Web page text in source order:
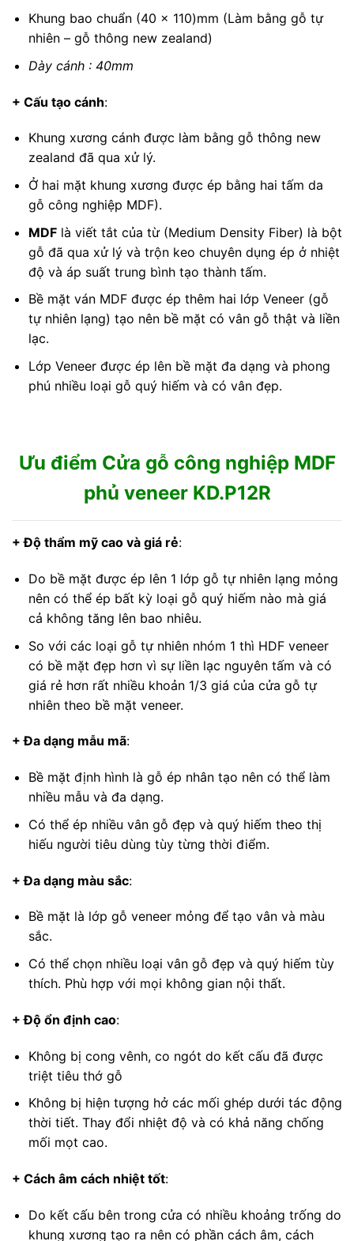
Khung bao chuẩn (40 x 110)mm (Làm bằng gỗ tự
nhiên – gỗ thông new zealand)
Dày cánh : 40mm
+ Cấu tạo cánh:
Khung xương cánh được làm bằng gỗ thông new
zealand đã qua xử lý.
Ở hai mặt khung xương được ép bằng hai tấm da
gỗ công nghiệp MDF).
MDFlà viết tắt của từ (Medium Density Fiber) là bột
gỗ đã qua xử lý và trộn keo chuyên dụng ép ở nhiệt
độ và áp suất trung bình tạo thành tấm.
Bề mặt ván MDF được ép thêm hai lớp Veneer (gỗ
tự nhiên lạng) tạo nên bề mặt có vân gỗ thật và liền
lạc.
Lớp Veneer được ép lên bề mặt đa dạng và phong
phú nhiều loại gỗ quý hiếm và có vân đẹp.
Ưu điểm Cửa gỗ công nghiệp MDF
phủ veneer KD.P12R
+ Độ thẩm mỹ cao và giá rẻ:
Do bề mặt được ép lên 1 lớp gỗ tự nhiên lạng mỏng
nên có thể ép bất kỳ loại gỗ quý hiếm nào mà giá
cả không tăng lên bao nhiêu.
So với các loại gỗ tự nhiên nhóm 1 thì HDF veneer
có bề mặt đẹp hơn vì sự liền lạc nguyên tấm và có
giá rẻ hơn rất nhiều khoản 1/3 giá của cửa gỗ tự
nhiên theo bề mặt veneer.
+ Đa dạng mẫu mã:
Bề mặt định hình là gỗ ép nhân tạo nên có thể làm
nhiều mẫu và đa dạng.
Có thể ép nhiều vân gỗ đẹp và quý hiếm theo thị
hiếu người tiêu dùng tùy từng thời điểm.
+ Đa dạng màu sắc:
Bề mặt là lớp gỗ veneer mỏng để tạo vân và màu
sắc.
Có thể chọn nhiều loại vân gỗ đẹp và quý hiếm tùy
thích. Phù hợp với mọi không gian nội thất.
+ Độ ổn định cao:
Không bị cong vênh, co ngót do kết cấu đã được
triệt tiêu thớ gỗ
Không bị hiện tượng hở các mối ghép dưới tác động
thời tiết. Thay đổi nhiệt độ và có khả năng chống
mối mọt cao.
+ Cách âm cách nhiệt tốt:
Do kết cấu bên trong cửa có nhiều khoảng trống do
khung xương tạo ra nên có phần cách âm, cách